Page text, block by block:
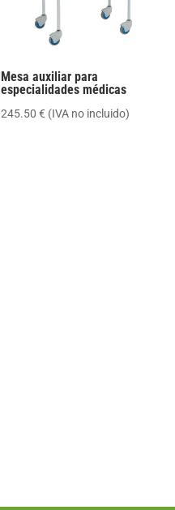
Mesa auxiliar para
especialidades médicas
245.50 € (IVA no incluido)